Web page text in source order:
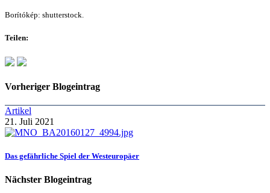
Borítókép: shutterstock.
Teilen:
Vorheriger Blogeintrag
Artikel
21. Juli 2021
Das gefährliche Spiel der Westeuropäer
Nächster Blogeintrag